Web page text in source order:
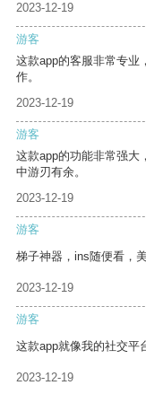
2023-12-19
游客
这款app的客服非常专业
作。
2023-12-19
游客
这款app的功能非常强大
中游刃有余。
2023-12-19
游客
梯子神器，ins随便看，
2023-12-19
游客
这款app就像我的社交平
2023-12-19